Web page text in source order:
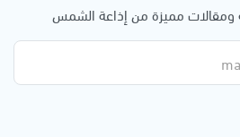
ومقالات مميزة من إذاعة الشمس